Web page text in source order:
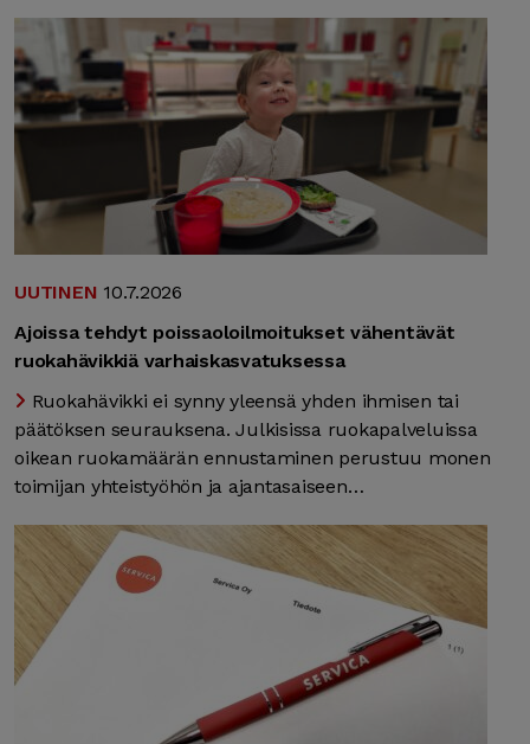
UUTINEN 10.7.2026
Ajoissa tehdyt poissaoloilmoitukset vähentävät
ruokahävikkiä varhaiskasvatuksessa
Ruokahävikki ei synny yleensä yhden ihmisen tai
päätöksen seurauksena. Julkisissa ruokapalveluissa
oikean ruokamäärän ennustaminen perustuu monen
toimijan yhteistyöhön ja ajantasaiseen…